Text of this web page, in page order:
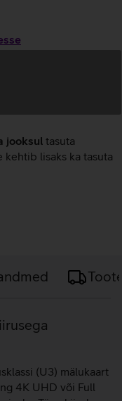
jooksul tasuta
kehtib lisaks ka tasuta
(U3) mälukaart
4K UHD või Full